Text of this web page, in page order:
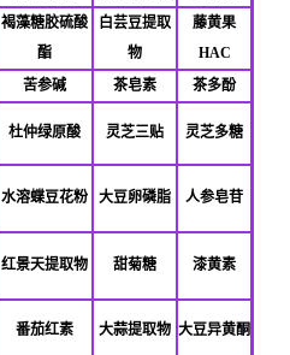
褐藻糖胶硫酸
酯
白芸豆提取
物
藤黄果
HAC
苦参碱 茶皂素 茶多酚
杜仲绿原酸 灵芝三贴 灵芝多糖
水溶蝶豆花粉 大豆卵磷脂 人参皂苷
红景天提取物 甜菊糖 漆黄素
番茄红素 大蒜提取物 大豆异黄酮